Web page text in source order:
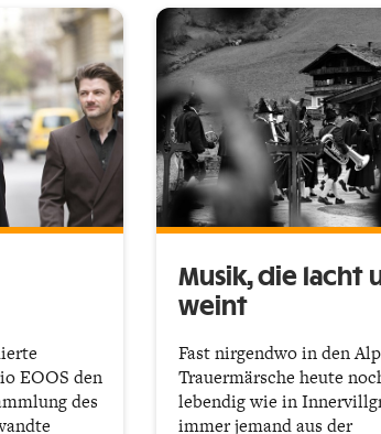
EOOS den
des
Musik, die lacht
weint
Fast nirgendwo in den
Trauermärsche heute
lebendig wie in
immer jemand aus der